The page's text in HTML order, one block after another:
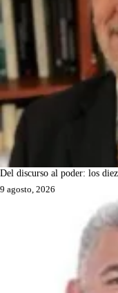
Del discurso al poder: los
9 agosto, 2026